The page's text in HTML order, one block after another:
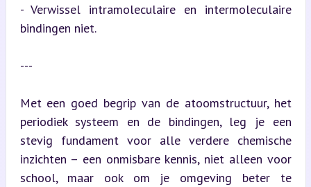
- Verwissel intramoleculaire en intermoleculaire
bindingen niet.
---
Met een goed begrip van de atoomstructuur, het
periodiek systeem en de bindingen, leg je een
stevig fundament voor alle verdere chemische
inzichten – een onmisbare kennis, niet alleen voor
school, maar ook om je omgeving beter te